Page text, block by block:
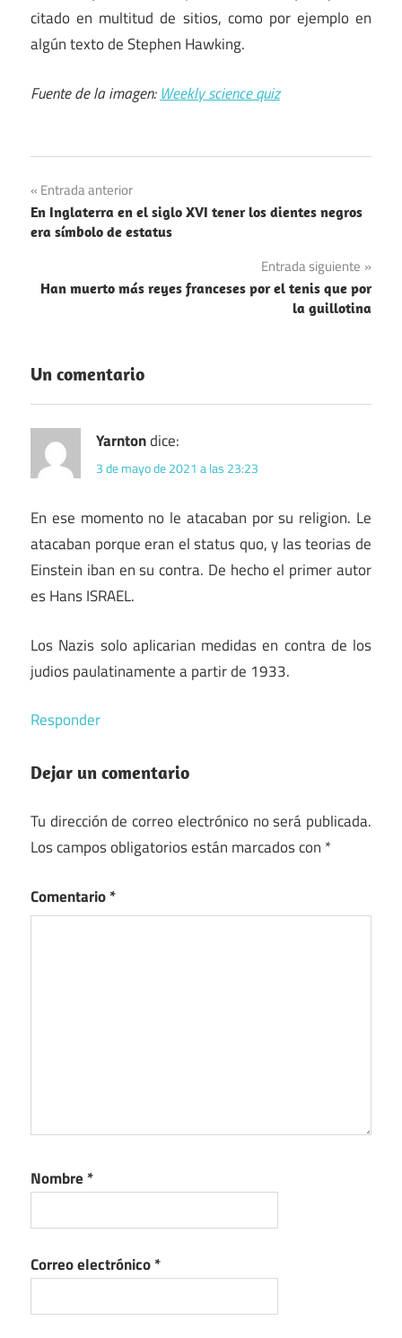
citado en multitud de sitios, como por ejemplo en
algún texto de Stephen Hawking.
Fuente de la imagen:Weekly science quiz
Citas
Navegación
de
Entrada anterior
En Inglaterra en el siglo XVI tener los dientes negros
era símbolo de estatus
Entrada siguiente
Han muerto más reyes franceses por el tenis que por
la guillotina
Un comentario
Yarntondice:
3 de mayo de 2021 a las 23:23
En ese momento no le atacaban por su religion. Le
atacaban porque eran el status quo, y las teorias de
Einstein iban en su contra. De hecho el primer autor
es Hans ISRAEL.
Los Nazis solo aplicarian medidas en contra de los
judios paulatinamente a partir de 1933.
Responder
Dejar un comentario
Tu dirección de correo electrónico no será publicada.
Los campos obligatorios están marcados con *
Comentario*
Nombre *
Correo electrónico*